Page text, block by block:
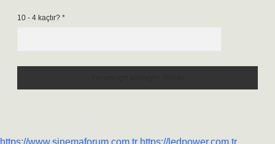
10 - 4 kaçtır? *
https://www.sinemaforum.com.tr https://ledpower.com.tr